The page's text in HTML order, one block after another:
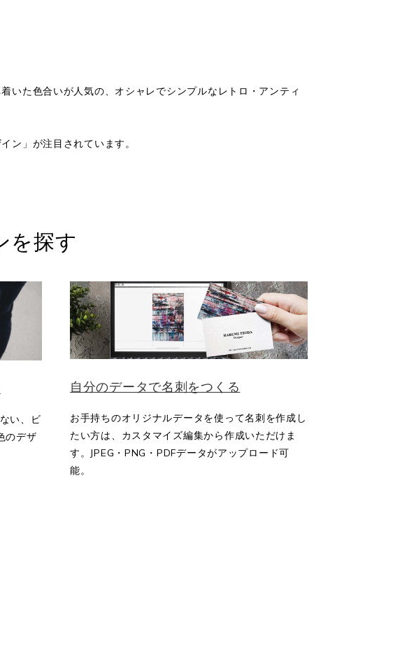
いた色合いが人気の、オシャレでシンプルなレトロ・アンティ
ン」が注目されています。
を探す
い、ビ
のデザ
自分のデータで名刺をつくる
お手持ちのオリジナルデータを使って名刺を作成し
たい方は、カスタマイズ編集から作成いただけま
す。JPEG・PNG・PDFデータがアップロード可
能。